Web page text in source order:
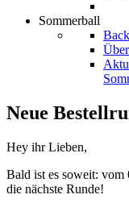
Sommerball
Back
Neue
Hey ihr Lieben,
Bald ist es soweit: vom
die nächste Runde!